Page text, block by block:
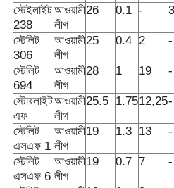
স্টেইলাইট
238
আওয়ামী
লীগ
26 0.1 - 3
স্টেলিট
306
আওয়ামী
লীগ
25 0.4 2 -
স্টেলিট
694
আওয়ামী
লীগ
28 1 19 -
স্টোরলাইট
এফ
আওয়ামী
লীগ
25.5 1.7512,25-
স্টেলিট
এসএফ 1
আওয়ামী
লীগ
19 1.3 13 -
স্টেলিট
এসএফ 6
আওয়ামী
লীগ
19 0.7 7 -